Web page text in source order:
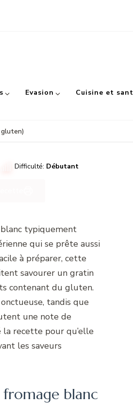
Evasion Cuisine et
Difficulté: Débutant
typiquement
qui se prête aussi
à préparer, cette
savourer un gratin
contenant du gluten.
tandis que
une note de
la recette pour qu’elle
les saveurs
blanc